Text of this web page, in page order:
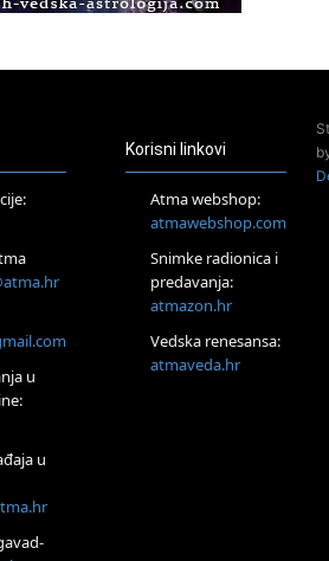
razvijanja intuicije i Akaša zapisa
Nove Zemlje
Jednodnevna radionica sistemskih
Seminar koji mijenja tijelo, duh i um
mudrosti i zajedništva
u
u
Korisni linkovi
Atma webshop:
atmawebshop.com
Snimke radionica i
predavanja:
atmazon.hr
Vedska renesansa:
atmaveda.hr